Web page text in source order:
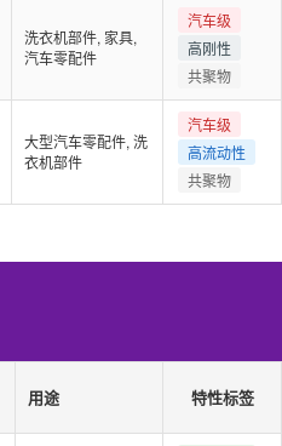
洗衣机部件, 家具,
汽车零配件
汽车级
高刚性
共聚物
大型汽车零配件, 洗
衣机部件
汽车级
高流动性
共聚物
用途 特性标签